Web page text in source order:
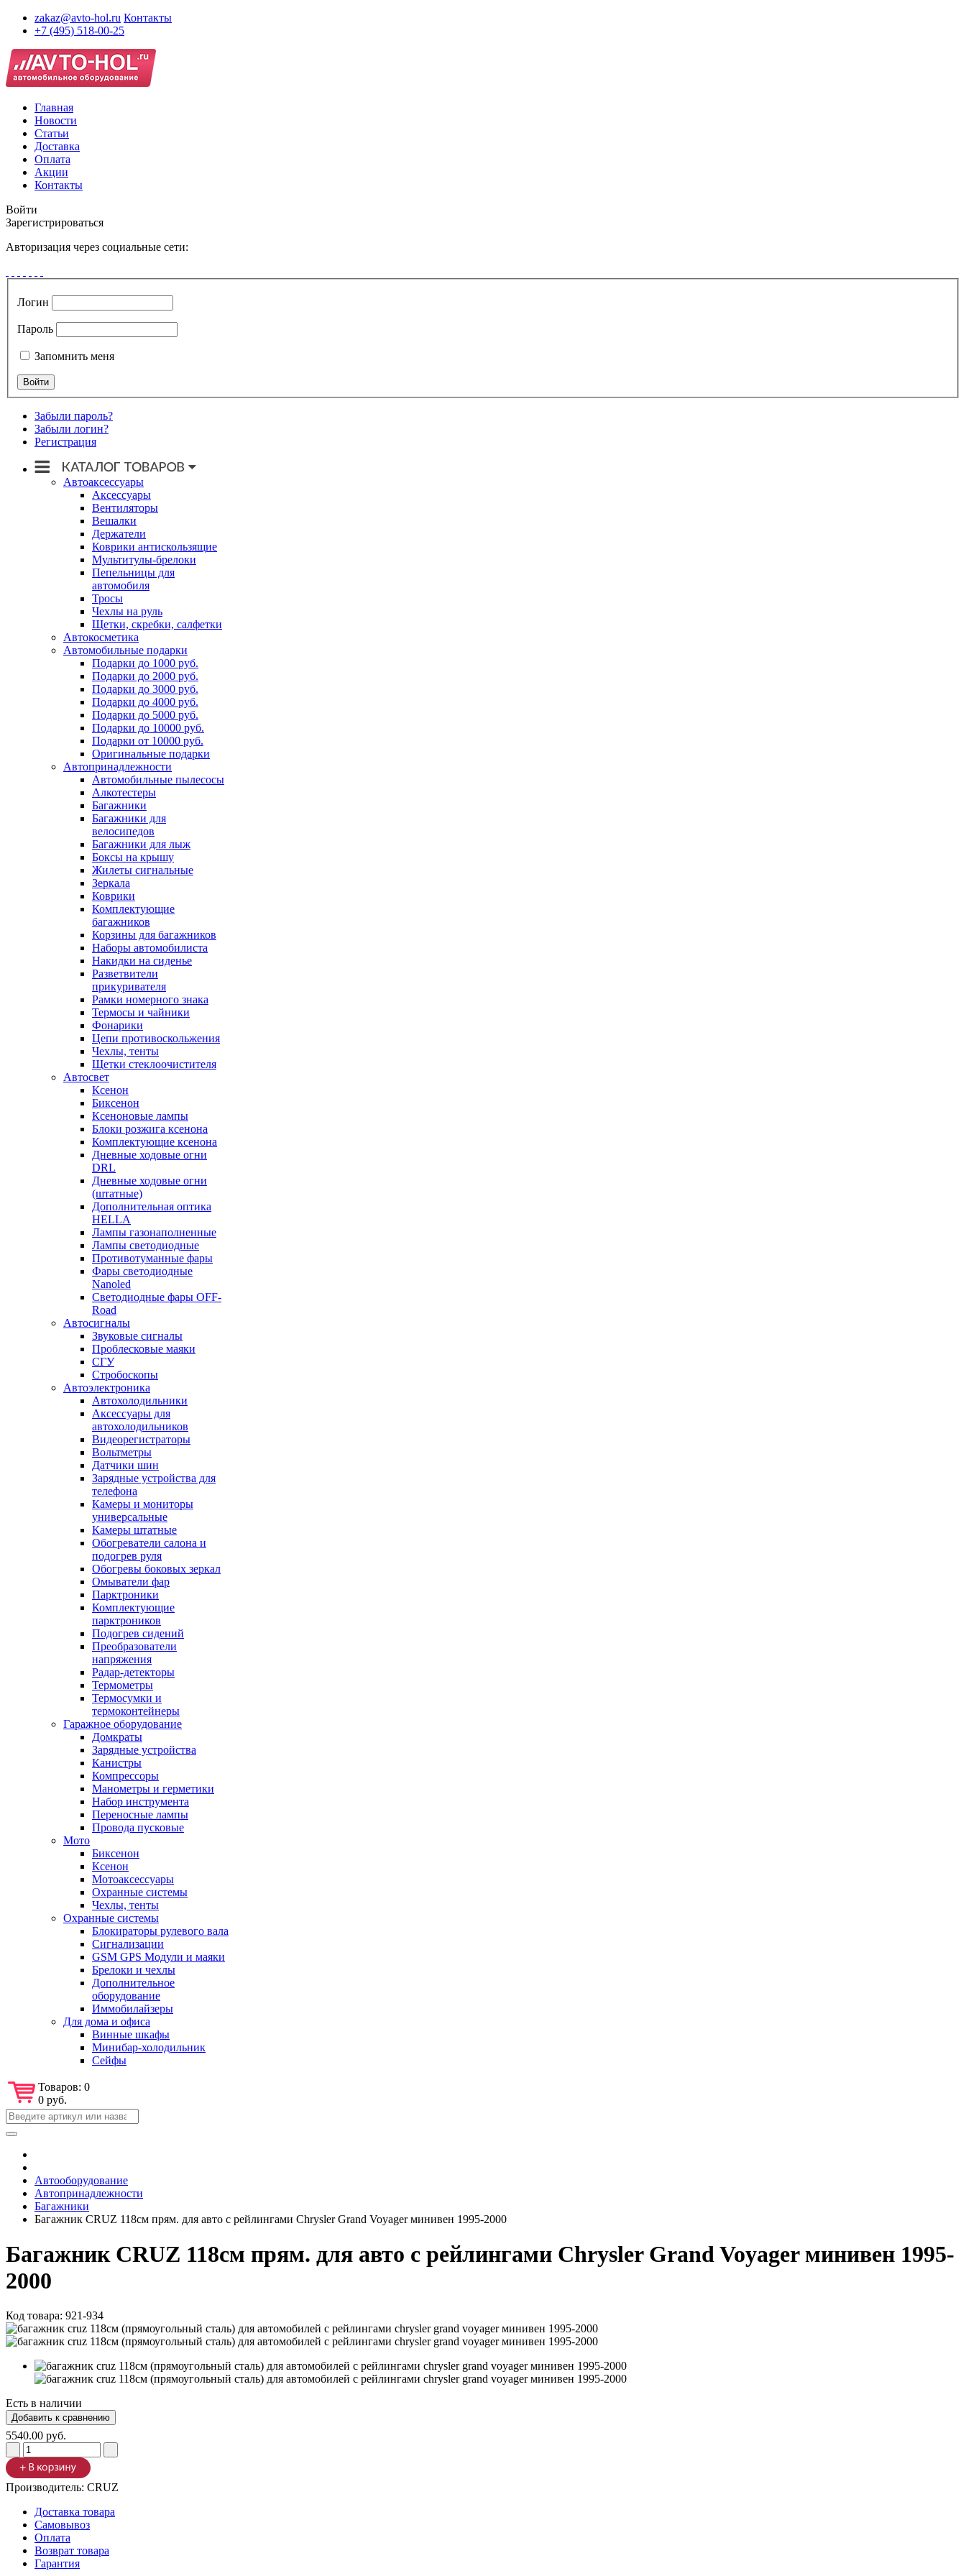
zakaz@avto-hol.ru Контакты
+7 (495) 518-00-25
Главная
Новости
Статьи
Доставка
Оплата
Акции
Контакты
Войти
Зарегистрироваться
Авторизация через социальные сети:
Логин
Пароль
Запомнить меня
Забыли пароль?
Забыли логин?
Регистрация
Автоаксессуары
Аксессуары
Вентиляторы
Вешалки
Держатели
Коврики антискользящие
Мультитулы-брелоки
Пепельницы для
автомобиля
Тросы
Чехлы на руль
Щетки, скребки, салфетки
Автокосметика
Автомобильные подарки
Подарки до 1000 руб.
Подарки до 2000 руб.
Подарки до 3000 руб.
Подарки до 4000 руб.
Подарки до 5000 руб.
Подарки до 10000 руб.
Подарки от 10000 руб.
Оригинальные подарки
Автопринадлежности
Автомобильные пылесосы
Алкотестеры
Багажники
Багажники для
велосипедов
Багажники для лыж
Боксы на крышу
Жилеты сигнальные
Зеркала
Коврики
Комплектующие
багажников
Корзины для багажников
Наборы автомобилиста
Накидки на сиденье
Разветвители
прикуривателя
Рамки номерного знака
Термосы и чайники
Фонарики
Цепи противоскольжения
Чехлы, тенты
Щетки стеклоочистителя
Автосвет
Ксенон
Биксенон
Ксеноновые лампы
Блоки розжига ксенона
Комплектующие ксенона
Дневные ходовые огни
DRL
Дневные ходовые огни
(штатные)
Дополнительная оптика
HELLA
Лампы газонаполненные
Лампы светодиодные
Противотуманные фары
Фары светодиодные
Nanoled
Светодиодные фары OFF-
Road
Автосигналы
Звуковые сигналы
Проблесковые маяки
СГУ
Стробоскопы
Автоэлектроника
Автохолодильники
Аксессуары для
автохолодильников
Видеорегистраторы
Вольтметры
Датчики шин
Зарядные устройства для
телефона
Камеры и мониторы
универсальные
Камеры штатные
Обогреватели салона и
подогрев руля
Обогревы боковых зеркал
Омыватели фар
Парктроники
Комплектующие
парктроников
Подогрев сидений
Преобразователи
напряжения
Радар-детекторы
Термометры
Термосумки и
термоконтейнеры
Гаражное оборудование
Домкраты
Зарядные устройства
Канистры
Компрессоры
Манометры и герметики
Набор инструмента
Переносные лампы
Провода пусковые
Мото
Биксенон
Ксенон
Мотоаксессуары
Охранные системы
Чехлы, тенты
Охранные системы
Блокираторы рулевого вала
Сигнализации
GSM GPS Модули и маяки
Брелоки и чехлы
Дополнительное
оборудование
Иммобилайзеры
Для дома и офиса
Винные шкафы
Минибар-холодильник
Сейфы
Товаров: 0
0 руб.
Автооборудование
Автопринадлежности
Багажники
Багажник CRUZ 118см прям. для авто с рейлингами Chrysler Grand Voyager минивен 1995-2000
Багажник CRUZ 118см прям. для авто с рейлингами Chrysler Grand Voyager минивен 1995-
2000
Код товара: 921-934
Есть в наличии
5540.00 руб.
Производитель: CRUZ
Доставка товара
Самовывоз
Оплата
Возврат товара
Гарантия